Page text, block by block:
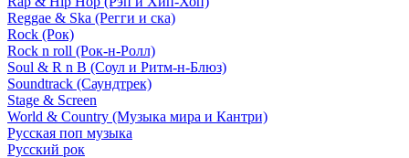
Reggae & Ska (Регги и ска)
Rock (Рок)
Rock n roll (Рок-н-Ролл)
Soul & R n B (Соул и Ритм-н-Блюз)
Soundtrack (Саундтрек)
Stage & Screen
World & Country (Музыка мира и Кантри)
Русская поп музыка
Русский рок